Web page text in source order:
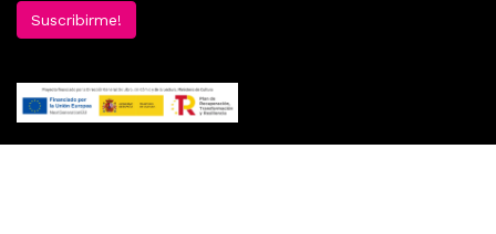
Suscribirme!